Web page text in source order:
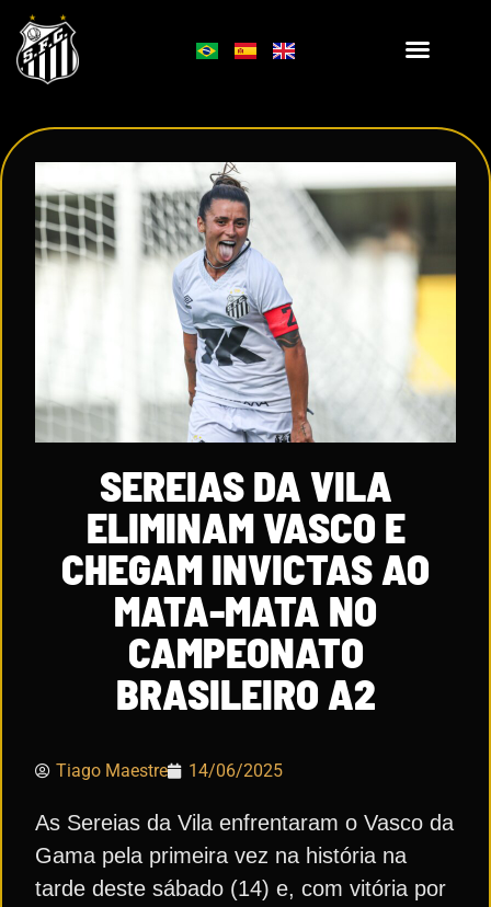
SEREIAS DA VILA
ELIMINAM VASCO E
CHEGAM INVICTAS AO
MATA-MATA NO
CAMPEONATO
BRASILEIRO A2
Tiago Maestre 14/06/2025
As Sereias da Vila enfrentaram o Vasco da
Gama pela primeira vez na história na
tarde deste sábado (14) e, com vitória por